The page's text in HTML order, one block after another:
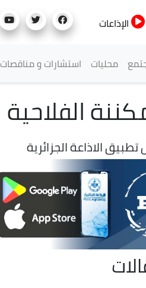
الإذاعات
محليات استشارات و مناقصات
الفلاحية
الاذاعة الجزائرية